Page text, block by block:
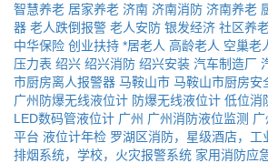
智慧养老 居家养老 济南 济南消防 济南养老
器 老人跌倒报警 老人安防 银发经济 社区养
中华保险 创业扶持 *居老人 高龄老人 空巢老
压力表 绍兴 绍兴消防 绍兴安装 汽车制造厂
市厨房离人报警器 马鞍山市 马鞍山市厨房安
广州防爆无线液位计 防爆无线液位计 低位消
LED数码管液位计 广州 广州消防液位监测
平台 液位计年检 罗湖区消防，星级酒店，
排烟系统，学校，火灾报警系统 家用消防应